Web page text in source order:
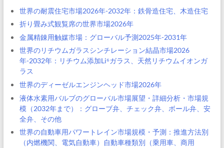
世界の耐震住宅市場2026年-2032年：鉄骨造住宅、木造住宅
折り畳み式観覧席の世界市場2026年
金属精錬用触媒市場：グローバル予測2025年-2031年
世界のリチウムガラスシンチレーション結晶市場2026
年-2032年：リチウム添加Li⁶ガラス、天然リチウムイオンガ
ラス
世界のディーゼルエンジンヘッド市場2026年
液体水素用バルブのグローバル市場展望・詳細分析・市場規
模（2032年まで）：グローブ弁、チェック弁、ボール弁、安
全弁、その他
世界の自動車用パワートレイン市場規模・予測：推進方法別
（内燃機関、電気自動車）自動車種類別（乗用車、商用